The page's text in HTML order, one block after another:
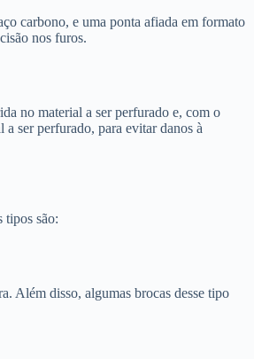
carbono, e uma ponta afiada em formato
nos furos.
no material a ser perfurado e, com o
ser perfurado, para evitar danos à
tipos são:
Além disso, algumas brocas desse tipo